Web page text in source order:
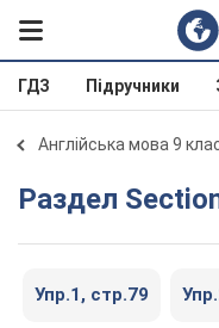
ГДЗ Підручники
Англійська мова 9
Раздел
Упр.1, cтр.79